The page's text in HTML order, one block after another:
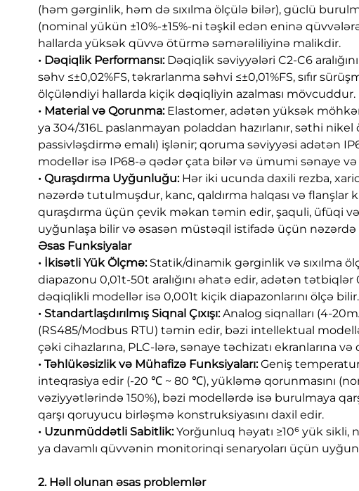
(həm gərginlik, həm də sıxılma ölçülə bilər), güclü
(nominal yükün ±10%-±15%-ni təşkil edən eninə
hallarda yüksək qüvvə ötürmə səmərəliliyinə malikdir.
• Dəqiqlik Performansı: Dəqiqlik səviyyələri C2-C6
səhv ≤±0,02%FS, təkrarlanma səhvi ≤±0,01%FS, sıfır
ölçüləndiyi hallarda kiçik dəqiqliyin azalması mövcuddur.
• Material və Qorunma: Elastomer, adətən yüksək
ya 304/316L paslanmayan poladdan hazırlanır, səthi
passivləşdirmə emalı) işlənir; qoruma səviyyəsi adətən
modellər isə IP68-ə qədər çata bilər və ümumi sənaye
• Quraşdırma Uyğunluğu: Hər iki ucunda daxili rezba,
nəzərdə tutulmuşdur, kanc, qaldırma halqası və flanşlar
quraşdırma üçün çevik məkan təmin edir, şaquli, üfüqi
uyğunlaşa bilir və əsasən müstəqil istifadə üçün
Əsas Funksiyalar
• İkisətli Yük Ölçmə: Statik/dinamik gərginlik və sıxılma
diapazonu 0,01t-50t aralığını əhatə edir, adətən
dəqiqlikli modellər isə 0,001t kiçik diapazonlarını ölçə bilir.
• Standartlaşdırılmış Siqnal Çıxışı:Analog siqnalları (4-
(RS485/Modbus RTU) təmin edir, bəzi intellektual
çəki cihazlarına, PLC-lərə, sənaye təchizatı ekranlarına
• Təhlükəsizlik və Mühafizə Funksiyaları:Geniş
inteqrasiya edir (-20 ℃ ~ 80 ℃), yükləmə qorunmasını
vəziyyətlərində 150%), bəzi modellərdə isə burulmaya
qarşı qoruyucu birləşmə konstruksiyasını daxil edir.
• Uzunmüddətli Sabitlik:Yorğunluq həyatı ≥10⁶ yük sikli,
ya davamlı qüvvənin monitorinqi senaryoları üçün
2. Həll olunan əsas problemlər